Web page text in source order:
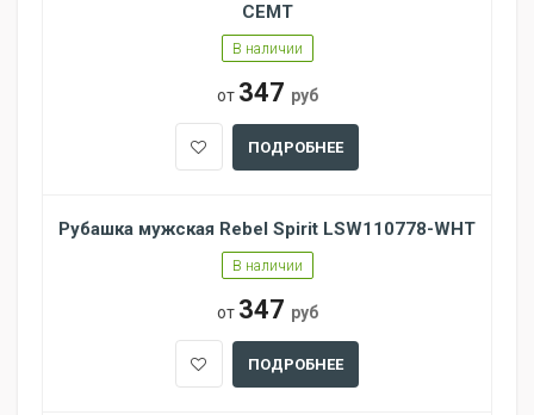
CEMT
В наличии
от 347 руб
ПОДРОБНЕЕ
Рубашка мужская Rebel Spirit LSW110778-WHT
В наличии
от 347 руб
ПОДРОБНЕЕ